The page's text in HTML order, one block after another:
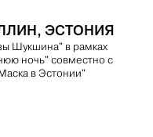
ЭСТОНИЯ
Шукшина" в рамках
ночь" совместно с
в Эстонии"